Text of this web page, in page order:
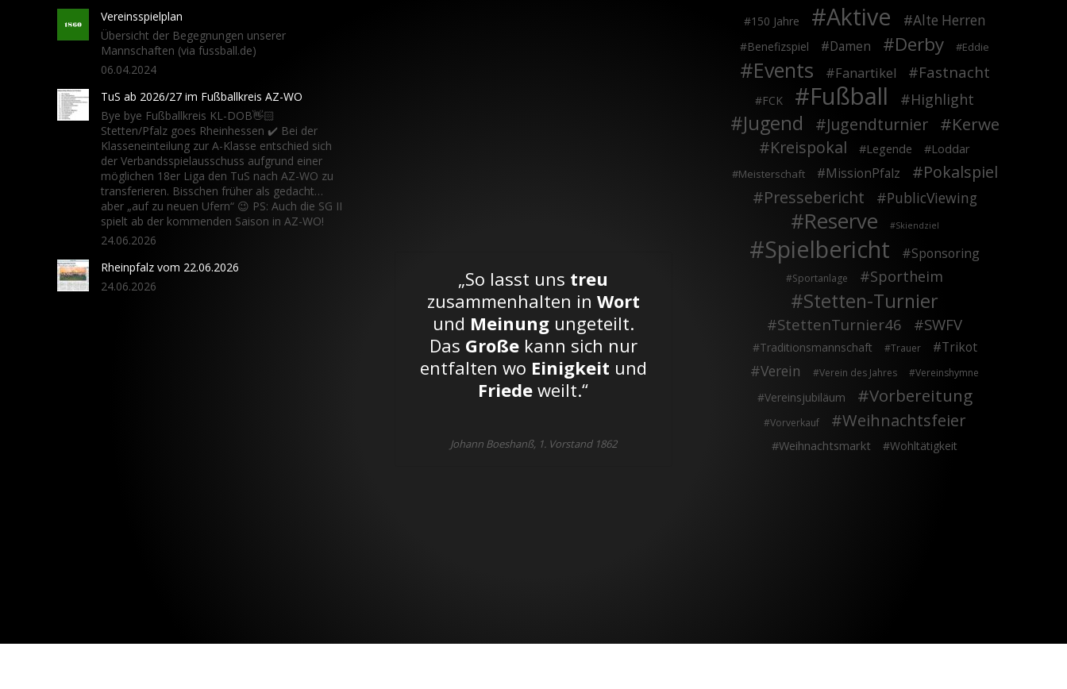
Vereinsspielplan
Übersicht der Begegnungen unserer
Mannschaften (via fussball.de)
06.04.2024
TuS ab 2026/27 im Fußballkreis AZ-WO
Bye bye Fußballkreis KL-DOB👋🏻
Stetten/Pfalz goes Rheinhessen ✔️ Bei der
Klasseneinteilung zur A-Klasse entschied sich
der Verbandsspielausschuss aufgrund einer
möglichen 18er Liga den TuS nach AZ-WO zu
transferieren. Bisschen früher als gedacht…
aber „auf zu neuen Ufern“ 😉 PS: Auch die SG II
spielt ab der kommenden Saison in AZ-WO!
24.06.2026
Rheinpfalz vom 22.06.2026
24.06.2026
„So lasst uns treu
zusammenhalten in Wort
und Meinungungeteilt.
Das Großekann sich nur
entfalten wo Einigkeit und
Friede weilt.“
Johann Boeshanß, 1. Vorstand 1862
150 Jahre Aktive Alte Herren
Benefizspiel Damen Derby Eddie
Events Fanartikel Fastnacht
FCK Fußball Highlight
Jugend Jugendturnier Kerwe
Kreispokal Legende Loddar
Meisterschaft MissionPfalz
Pokalspiel
Pressebericht
PublicViewing
Reserve Skiendziel
Spielbericht Sponsoring
Sportanlage Sportheim
Stetten-Turnier
StettenTurnier46 SWFV
Traditionsmannschaft Trauer Trikot
Verein Verein des Jahres Vereinshymne
Vereinsjubiläum Vorbereitung
Vorverkauf Weihnachtsfeier
Weihnachtsmarkt Wohltätigkeit